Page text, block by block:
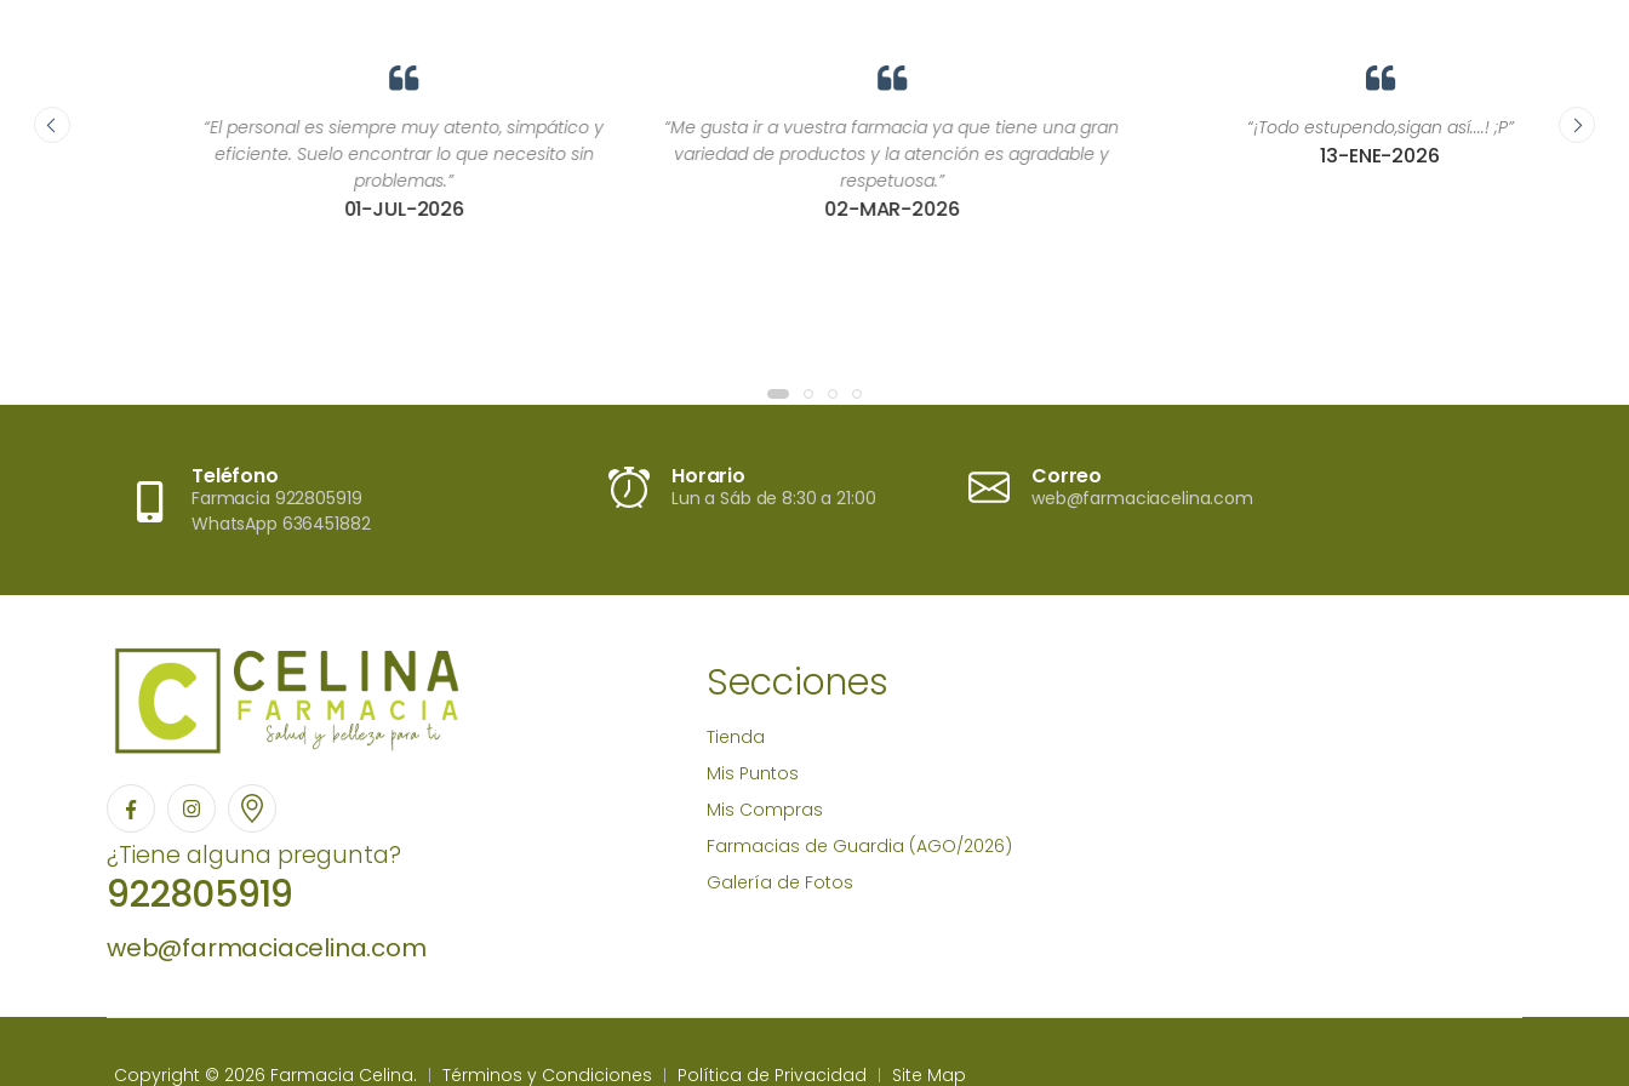
“El personal es siempre muy atento, simpático y
eficiente. Suelo encontrar lo que necesito sin
problemas.”
01-JUL-2026
“Me gusta ir a vuestra farmacia ya que tiene una gran
variedad de productos y la atención es agradable y
respetuosa.”
02-MAR-2026
“¡Todo estupendo,sigan así....! ;P”
13-ENE-2026
“Las
Teléfono
Farmacia 922805919
WhatsApp 636451882
Horario
Lun a Sáb de 8:30 a 21:00
Correo
web@farmaciacelina.com
¿Tiene alguna pregunta?
922805919
web@farmaciacelina.com
Secciones
Tienda
Mis Puntos
Mis Compras
Farmacias de Guardia (AGO/2026)
Galería de Fotos
Copyright © 2026 Farmacia Celina. Términos y Condiciones Política de Privacidad Site Map